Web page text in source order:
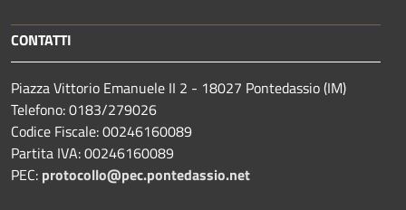
CONTATTI
Piazza Vittorio Emanuele II 2 - 18027 Pontedassio (IM)
Telefono: 0183/279026
Codice Fiscale: 00246160089
Partita IVA: 00246160089
PEC: protocollo@pec.pontedassio.net